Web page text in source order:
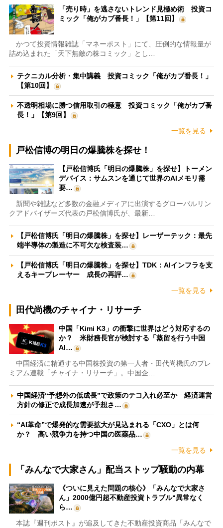
「売り時」を逃さないトレンド見極め術 投資コ
ミック「俺がカブ番長！」【第11回】
かつて投資情報雑誌「マネーポスト」にて、圧倒的な情報量が
詰め込まれた「天下無敵の株コミック」とし…
テクニカル分析・集中講義 投資コミック「俺がカブ番長！」
【第10回】
不透明相場に勝つ信用取引の極意 投資コミック「俺がカブ番
長！」【第9回】
一覧を見る
戸松信博の明日の爆騰株を探せ！
【戸松信博氏「明日の爆騰株」を探せ】トーメン
デバイス：サムスンを通じて世界のAIメモリ需
要…
新聞や雑誌など多数の金融メディアに出演するグローバルリン
クアドバイザーズ代表の戸松信博氏が、最新…
【戸松信博氏「明日の爆騰株」を探せ】レーザーテック：最先
端半導体の製造に不可欠な検査装…
【戸松信博氏「明日の爆騰株」を探せ】TDK：AIインフラを支
えるキープレーヤー 成長の再評…
一覧を見る
田代尚機のチャイナ・リサーチ
中国「Kimi K3」の衝撃に世界はどう対応するの
か？ 米財務長官が検討する「蒸留を行う中国
AI…
中国経済に精通する中国株投資の第一人者・田代尚機氏のプレ
ミアム連載「チャイナ・リサーチ」。中国企…
中国経済“予想外の低成長”で政策のテコ入れ必至か 経済運営
方針の修正で成長加速が予想さ…
“AI革命”で爆発的な需要拡大が見込まれる「CXO」とは何
か？ 高い競争力を持つ中国の医薬品…
一覧を見る
「みんなで大家さん」配当ストップ騒動の内幕
《ついに見えた問題の核心》「みんなで大家さ
ん」2000億円超不動産投資トラブル“異常なく
ら…
本誌『週刊ポスト』が追及してきた不動産投資商品「みんなで